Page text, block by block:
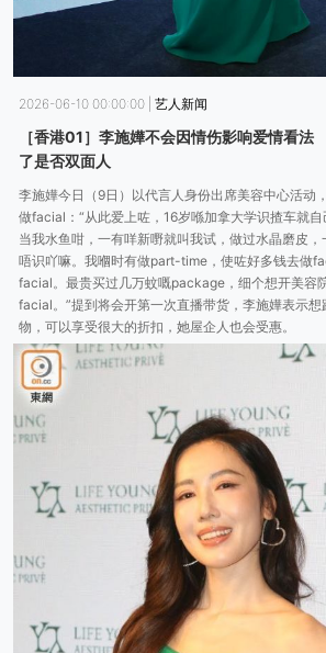
2026-06-10 00:00:00 艺人新闻
［香港01］李施嬅不会因情伤影响爱情看
了是否双面人
李施嬅今日（9日）以代言人身份出席美容中心活动
做facial：“从此爱上咗，16岁喺加拿大学识揸车就
当我水鱼咁，一有咩新嘢就叫我试，做过水晶磨皮
唔识吖嘛。我嗰时有做part-time，使咗好多钱去做
facial。最贵买过几万蚊嘅package，细个想开美容
facial。”提到将会开第一次直播带货，李施嬅表示
物，可以享受很大的折扣，她屋企人也会受惠。